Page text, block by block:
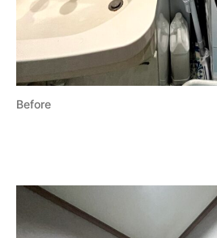
Before